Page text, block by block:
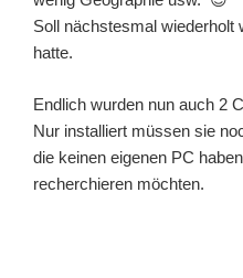
Soll nächstesmal wiederholt
hatte.
Endlich wurden nun auch 2
Nur installiert müssen sie
die keinen eigenen PC
recherchieren möchten.